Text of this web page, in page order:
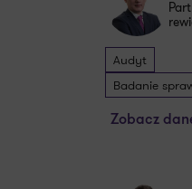
Audyt
Badanie
Zobacz